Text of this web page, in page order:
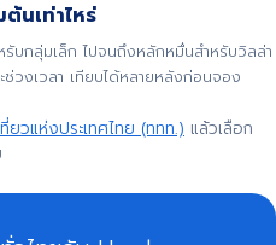
นเท่าไหร่
บกลุ่มเล็ก ไปจนถึงหลักหมื่นสำหรับวิลล่า
วงเวลา เทียบได้หลายหลังก่อนจอง
ยวแห่งประเทศไทย (ททท.) แล้วเลือก